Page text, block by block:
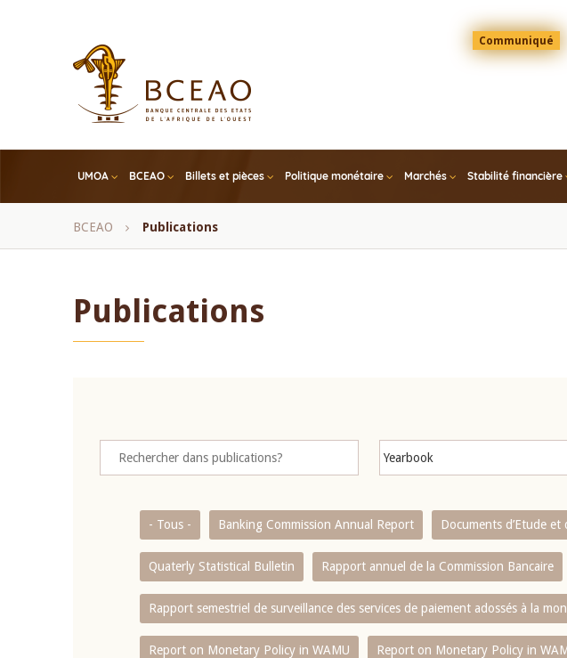
Menu
Top
Communiqué
UMOA BCEAO Billets et pièces Politique monétaire Marchés Stabilité financière
Fil
BCEAO Publications
Publications
- Tous - Banking Commission Annual Report Documents d’Etude et
Quaterly Statistical Bulletin Rapport annuel de la Commission Bancaire
Rapport semestriel de surveillance des services de paiement adossés à la
Report on Monetary Policy in WAMU Report on Monetary Policy in